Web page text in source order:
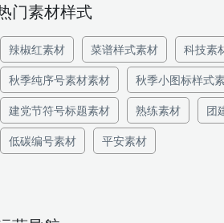
门素材样式
辣椒红素材 菜谱样式素材 科技素
秋季纯序号素材素材 秋季小图标样式
建党节符号标题素材 熟练素材 团
低碳编号素材 平安素材